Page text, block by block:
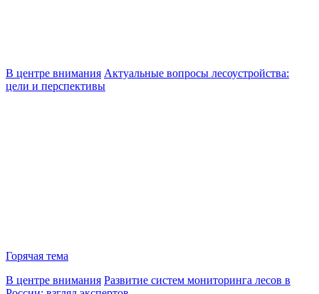
В центре внимания Актуальные вопросы лесоустройства:
цели и перспективы
Горячая тема
В центре внимания Развитие систем мониторинга лесов в